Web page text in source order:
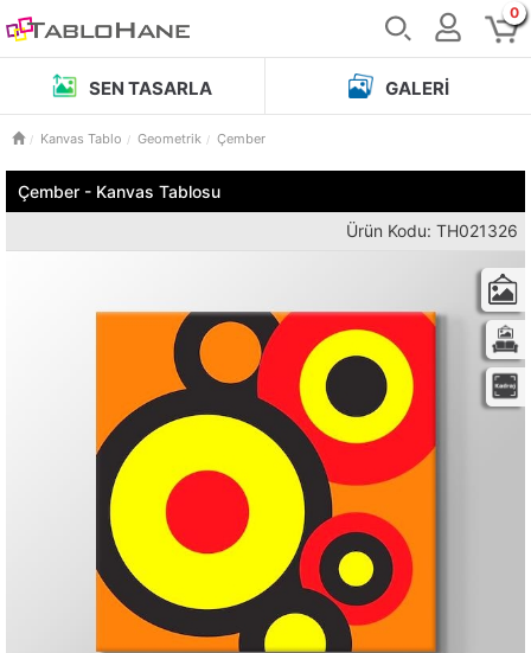
0
SEN TASARLA GALERI
Kanvas Tablo Geometrik Çember
Çember - Kanvas Tablosu
Ürün Kodu: TH021326